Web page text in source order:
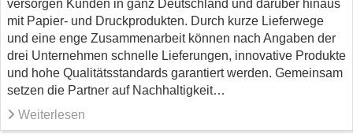
versorgen Kunden in ganz Deutschland und darüber hinaus
mit Papier- und Druckprodukten. Durch kurze Lieferwege
und eine enge Zusammenarbeit können nach Angaben der
drei Unternehmen schnelle Lieferungen, innovative Produkte
und hohe Qualitätsstandards garantiert werden. Gemeinsam
setzen die Partner auf Nachhaltigkeit…
Weiterlesen